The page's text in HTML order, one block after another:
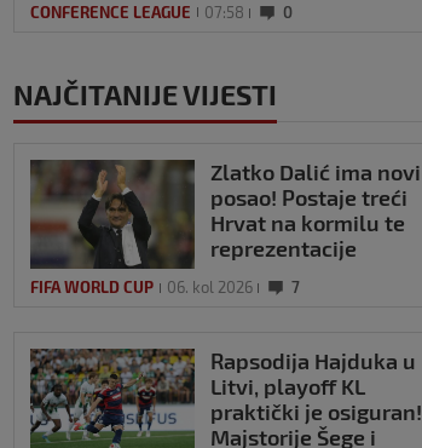
Uefe
CONFERENCE LEAGUE 07:58 0
NAJČITANIJE VIJESTI
Zlatko Dalić ima novi
posao! Postaje treći
Hrvat na kormilu te
reprezentacije
FIFA WORLD CUP 06. kol 2026 7
Rapsodija Hajduka u
Litvi, playoff KL
praktički je osiguran!
Majstorije Šege i